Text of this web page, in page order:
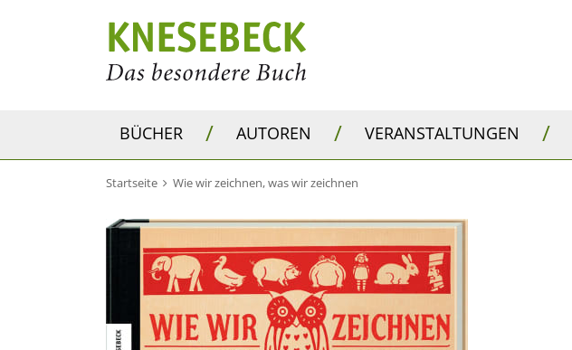
BÜCHER / AUTOREN / VERANSTALTUNGEN /
Startseite Wie wir zeichnen, was wir zeichnen